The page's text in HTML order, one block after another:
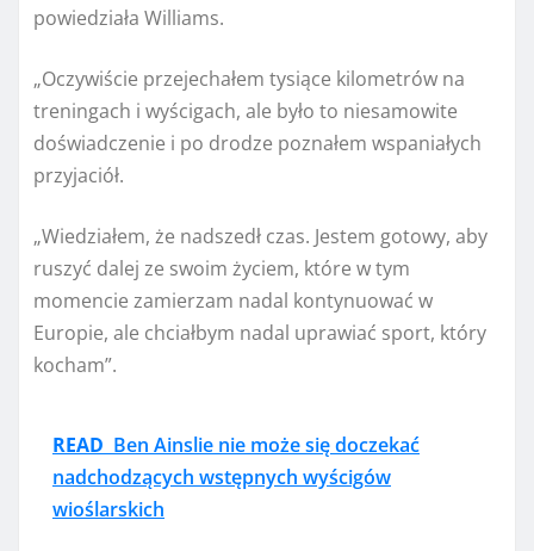
powiedziała Williams.
„Oczywiście przejechałem tysiące kilometrów na
treningach i wyścigach, ale było to niesamowite
doświadczenie i po drodze poznałem wspaniałych
przyjaciół.
„Wiedziałem, że nadszedł czas. Jestem gotowy, aby
ruszyć dalej ze swoim życiem, które w tym
momencie zamierzam nadal kontynuować w
Europie, ale chciałbym nadal uprawiać sport, który
kocham”.
READ Ben Ainslie nie może się doczekać
nadchodzących wstępnych wyścigów
wioślarskich